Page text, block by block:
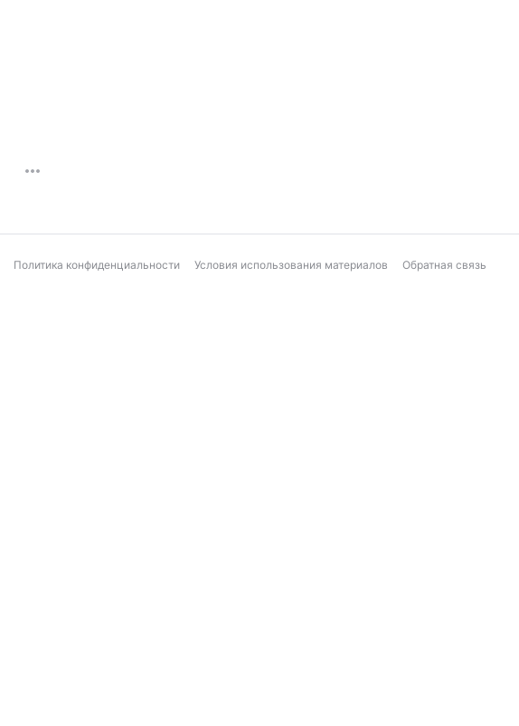
Политика конфиденциальности Условия использования материалов Обратная связь